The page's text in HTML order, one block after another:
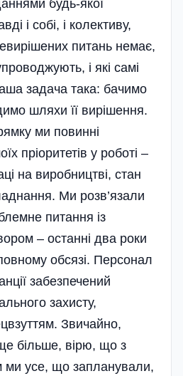
будь-якої
і собі, і колективу,
питань немає,
і які самі
задача така: бачимо
шляхи її вирішення.
ми повинні
пріоритетів у роботі –
на виробництві, стан
Ми розв’язали
питання із
– останні два роки
обсязі. Персонал
забезпечений
захисту,
Звичайно,
більше, вірю, що з
ми усе, що запланували,